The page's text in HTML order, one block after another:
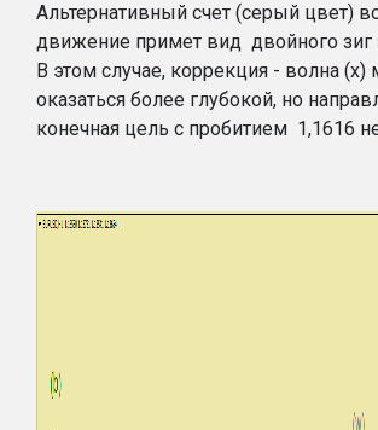
Альтернативный счет (серый цвет)
движение примет вид двойного зиг
В этом случае, коррекция - волна (х)
оказаться более глубокой, но
конечная цель с пробитием 1,1616